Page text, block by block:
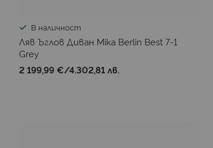
В наличност
Ляв Ъглов Диван Mika Berlin Best 7-1
Grey
2 199,99 €/4.302,81 лв.